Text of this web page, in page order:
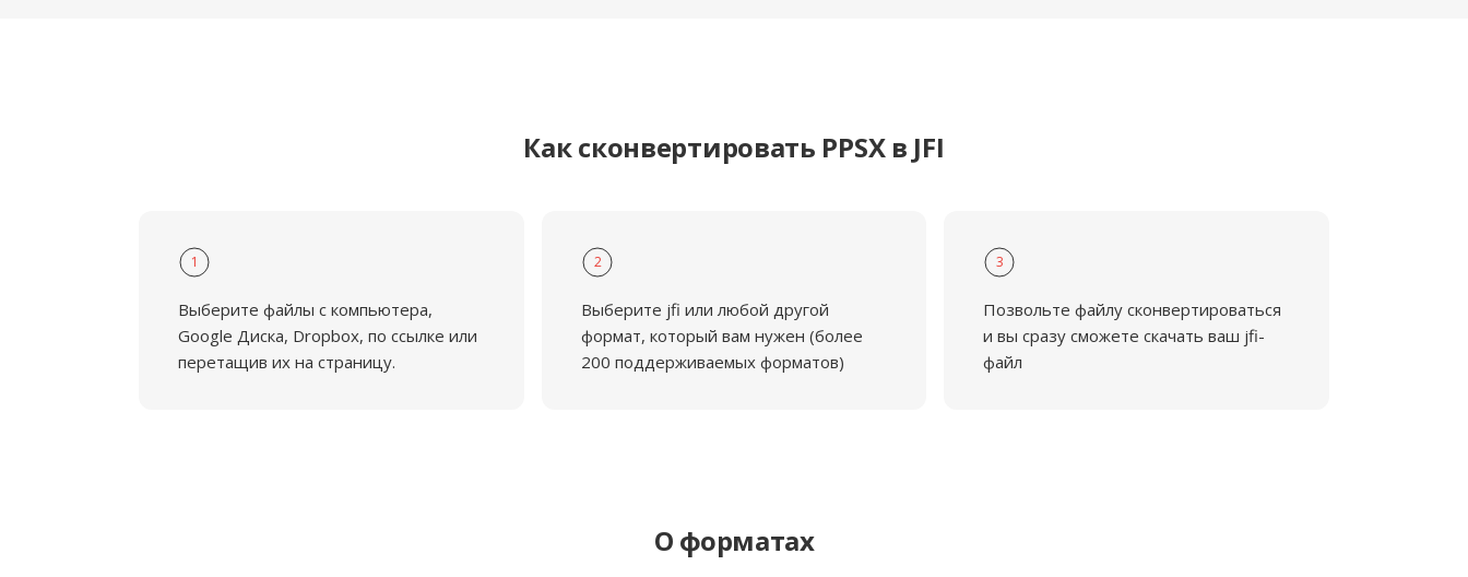
Как сконвертировать PPSX в JFI
1
Выберите файлы с компьютера,
Google Диска, Dropbox, по ссылке или
перетащив их на страницу.
2
Выберите jfi или любой другой
формат, который вам нужен (более
200 поддерживаемых форматов)
3
Позвольте файлу сконвертироваться
и вы сразу сможете скачать ваш jfi-
файл
О форматах